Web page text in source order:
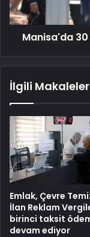
Manisa'da
İlgili Makaleler
Emlak, Çevre
İlan Reklam
birinci taksit
devam ediyor